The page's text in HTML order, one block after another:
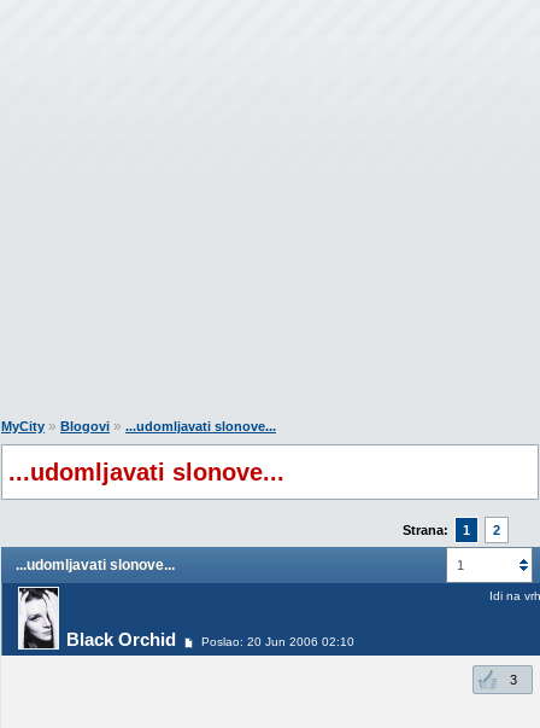
MyCity » Blogovi » ...udomljavati slonove...
...udomljavati slonove...
Strana: 1 2
1
...udomljavati slonove...
Black Orchid Poslao: 20 Jun 2006 02:10
Idi na vrh
3